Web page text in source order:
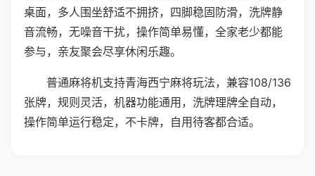
桌面，多人围坐舒适不拥挤，四脚稳固防滑，洗牌静
音流畅，无噪音干扰，操作简单易懂，全家老少都能
参与，亲友聚会尽享休闲乐趣。
普通麻将机支持青海西宁麻将玩法，兼容108/136
张牌，规则灵活，机器功能通用，洗牌理牌全自动，
操作简单运行稳定，不卡牌，自用待客都合适。